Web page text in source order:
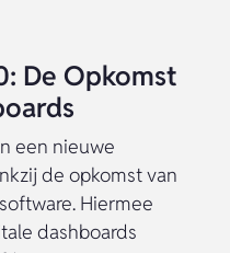
De Opkomst
een nieuwe
de opkomst van
Hiermee
dashboards